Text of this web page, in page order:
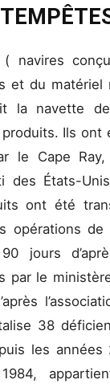
( navires
et du matériel
la navette
Ils ont
le Cape
des États-
ont été
opérations
jours
par le
38
les années